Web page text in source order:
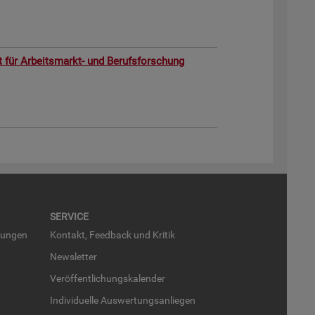
Ar­beits­markt- und Be­rufs­for­schung
SER­VICE
Kon­takt, Feed­back und Kri­tik
News­let­ter
Ver­öf­fent­li­chungs­ka­len­der
In­di­vi­du­el­le Aus­wer­tungs­an­lie­gen